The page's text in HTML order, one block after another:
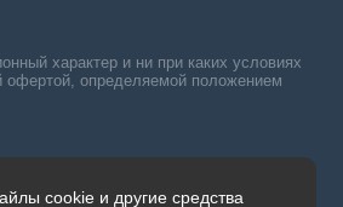
cookie и другие средства
характер и ни при каких условиях
офертой, определяемой положением